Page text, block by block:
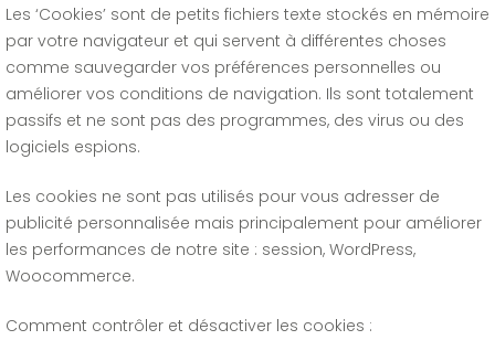
Les ‘Cookies’ sont de petits fichiers texte stockés en mémoire
par votre navigateur et qui servent à différentes choses
comme sauvegarder vos préférences personnelles ou
améliorer vos conditions de navigation. Ils sont totalement
passifs et ne sont pas des programmes, des virus ou des
logiciels espions.
Les cookies ne sont pas utilisés pour vous adresser de
publicité personnalisée mais principalement pour améliorer
les performances de notre site : session, WordPress,
Woocommerce.
Comment contrôler et désactiver les cookies :